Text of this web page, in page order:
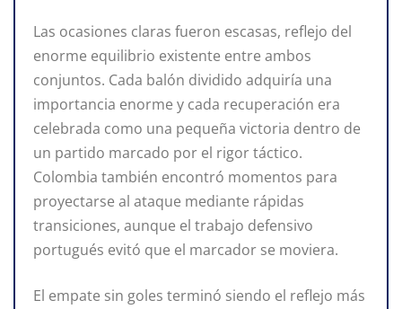
Las ocasiones claras fueron escasas, reflejo del
enorme equilibrio existente entre ambos
conjuntos. Cada balón dividido adquiría una
importancia enorme y cada recuperación era
celebrada como una pequeña victoria dentro de
un partido marcado por el rigor táctico.
Colombia también encontró momentos para
proyectarse al ataque mediante rápidas
transiciones, aunque el trabajo defensivo
portugués evitó que el marcador se moviera.
El empate sin goles terminó siendo el reflejo más